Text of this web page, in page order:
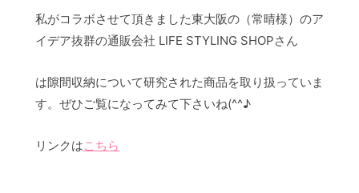
私がコラボさせて頂きました東大阪の（常晴様）のア
イデア抜群の通販会社 LIFE STYLING SHOPさん
は隙間収納について研究された商品を取り扱っていま
す。ぜひご覧になってみて下さいね(^^♪
リンクはこちら